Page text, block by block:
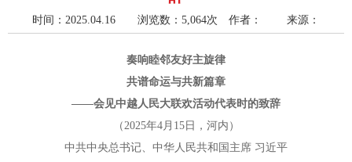
时间：2025.04.16 浏览数：5,064次 作者： 来源：
奏响睦邻友好主旋律
共谱命运与共新篇章
——会见中越人民大联欢活动代表时的致辞
（2025年4月15日，河内）
中共中央总书记、中华人民共和国主席 习近平